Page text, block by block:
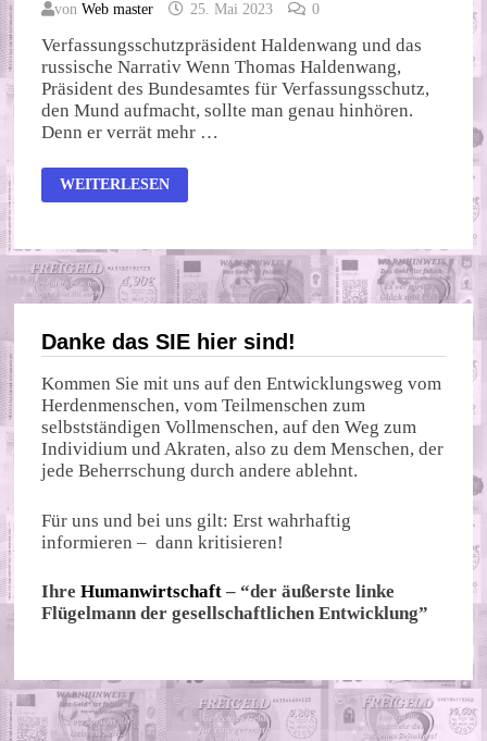
vonWeb master 25. Mai 2023 0
Verfassungsschutzpräsident Haldenwang und das
russische Narrativ Wenn Thomas Haldenwang,
Präsident des Bundesamtes für Verfassungsschutz,
den Mund aufmacht, sollte man genau hinhören.
Denn er verrät mehr …
DAS
PROBLEM
WEITERLESEN
Danke das SIE hier sind!
Kommen Sie mit uns auf den Entwicklungsweg vom
Herdenmenschen, vom Teilmenschen zum
selbstständigen Vollmenschen, auf den Weg zum
Individium und Akraten, also zu dem Menschen, der
jede Beherrschung durch andere ablehnt.
Für uns und bei uns gilt: Erst wahrhaftig
informieren – dann kritisieren!
IhreHumanwirtschaft – “der äußerste linke
Flügelmann der gesellschaftlichen Entwicklung”